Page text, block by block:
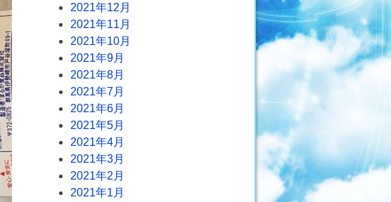
2021年12月
2021年11月
2021年10月
2021年9月
2021年8月
2021年7月
2021年6月
2021年5月
2021年4月
2021年3月
2021年2月
2021年1月